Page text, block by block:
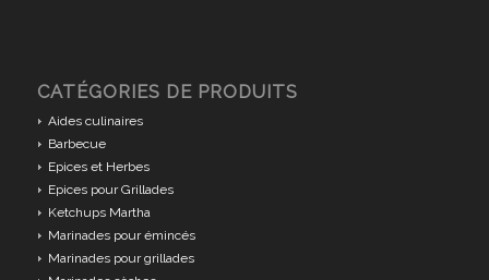
CATÉGORIES DE PRODUITS
Aides culinaires
Barbecue
Epices et Herbes
Epices pour Grillades
Ketchups Martha
Marinades pour émincés
Marinades pour grillades